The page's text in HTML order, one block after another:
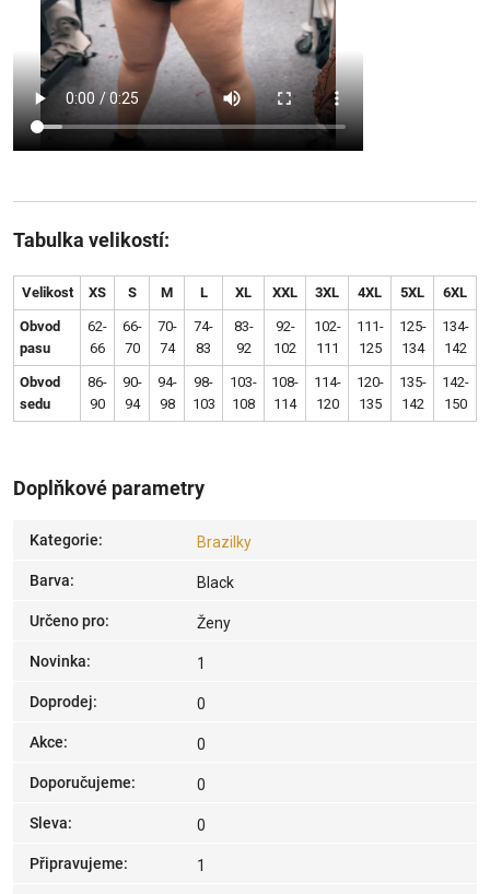
Tabulka velikostí:
Velikost XS S M L XL XXL 3XL 4XL 5XL 6XL
Obvod
pasu
62-
66
66-
70
70-
74
74-
83
83-
92
92-
102
102-
111
111-
125
125-
134
134-
142
Obvod
sedu
86-
90
90-
94
94-
98
98-
103
103-
108
108-
114
114-
120
120-
135
135-
142
142-
150
Doplňkové parametry
Kategorie: Brazilky
Barva: Black
Určeno pro: Ženy
Novinka: 1
Doprodej: 0
Akce: 0
Doporučujeme: 0
Sleva: 0
Připravujeme: 1